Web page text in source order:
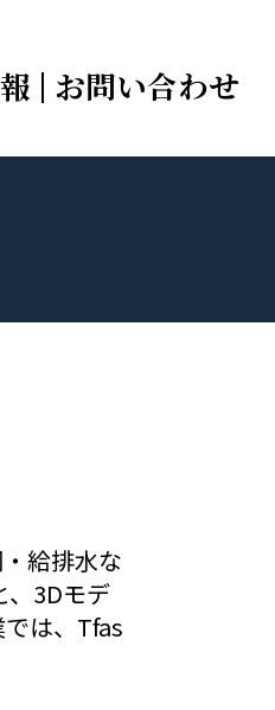
お問い合わせ
給排水な
、3Dモデ
は、Tfas